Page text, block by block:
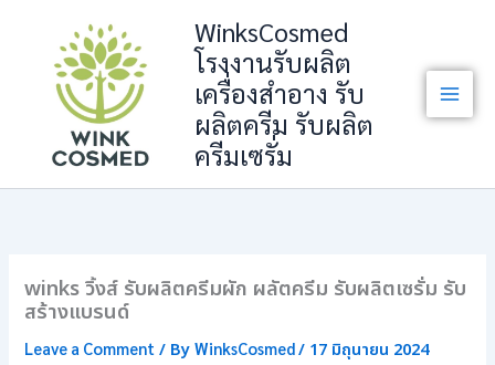
content
WinksCosmed
โรงงานรับผลิต
เครื่องสำอาง รับ
ผลิตครีม รับผลิต
ครีมเซรั่ม
winks วิ้งส์ รับผลิตครีมผัก ผลัตครีม รับผลิตเซรั่ม รับ
สร้างแบรนด์
Leave a Comment / ByWinksCosmed/ 17 มิถุนายน 2024